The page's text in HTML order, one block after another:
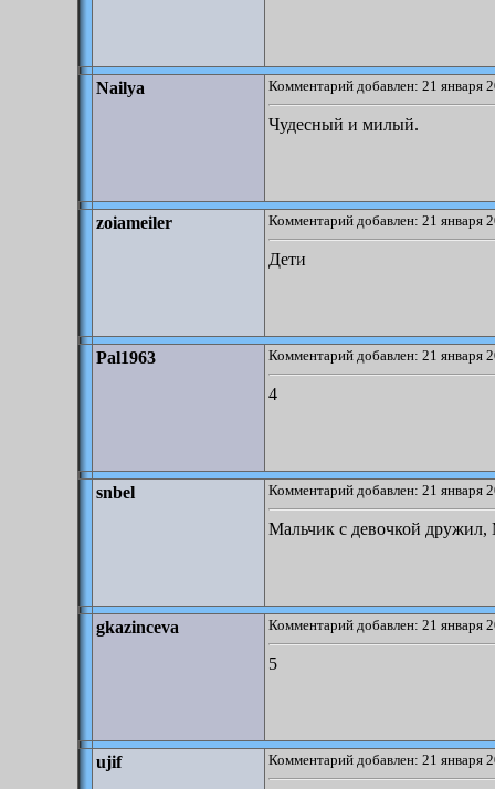
Nailya Комментарий добавлен: 21 января
Чудесный и милый.
zoiameiler Комментарий добавлен: 21 января
Дети
Pal1963 Комментарий добавлен: 21 января
4
snbel Комментарий добавлен: 21 января
Мальчик с девочкой
gkazinceva Комментарий добавлен: 21 января
5
ujif Комментарий добавлен: 21 января